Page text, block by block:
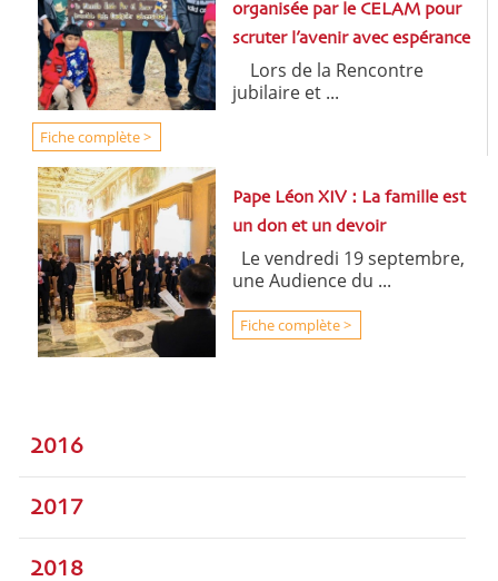
organisée par le CELAM pour
scruter l’avenir avec espérance
Lors de la Rencontre
jubilaire et ...
Fiche complète >
Pape Léon XIV : La famille est
un don et un devoir
Le vendredi 19 septembre,
une Audience du ...
Fiche complète >
2016
2017
2018